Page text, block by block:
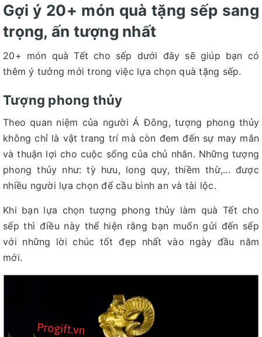
Gợi ý 20+ món quà tặng sếp sang
trọng, ấn tượng nhất
20+ món quà Tết cho sếp dưới đây sẽ giúp bạn có
thêm ý tưởng mới trong việc lựa chọn quà tặng sếp.
Tượng phong thủy
Theo quan niệm của người Á Đông, tượng phong thủy
không chỉ là vật trang trí mà còn đem đến sự may mắn
và thuận lợi cho cuộc sống của chủ nhân. Những tượng
phong thủy như: tỳ hưu, long quy, thiềm thừ,... được
nhiều người lựa chọn để cầu bình an và tài lộc.
Khi bạn lựa chọn tượng phong thủy làm quà Tết cho
sếp thì điều này thể hiện rằng bạn muốn gửi đến sếp
với những lời chúc tốt đẹp nhất vào ngày đầu năm
mới.